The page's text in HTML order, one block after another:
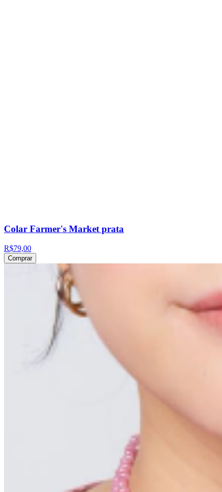
Colar Farmer's Market prata
R$79,00
Comprar